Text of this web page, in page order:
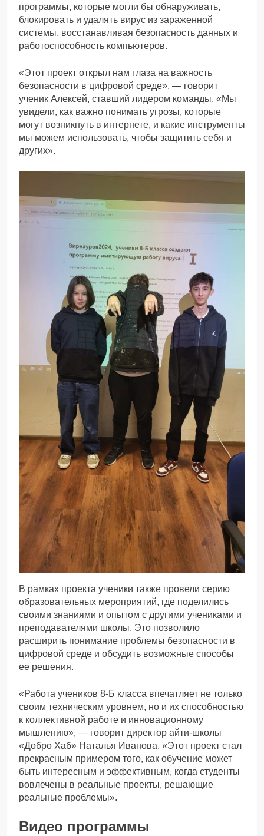
программы, которые могли бы обнаруживать,
блокировать и удалять вирус из зараженной
системы, восстанавливая безопасность данных и
работоспособность компьютеров.
«Этот проект открыл нам глаза на важность
безопасности в цифровой среде», — говорит
ученик Алексей, ставший лидером команды. «Мы
увидели, как важно понимать угрозы, которые
могут возникнуть в интернете, и какие инструменты
мы можем использовать, чтобы защитить себя и
других».
В рамках проекта ученики также провели серию
образовательных мероприятий, где поделились
своими знаниями и опытом с другими учениками и
преподавателями школы. Это позволило
расширить понимание проблемы безопасности в
цифровой среде и обсудить возможные способы
ее решения.
«Работа учеников 8-Б класса впечатляет не только
своим техническим уровнем, но и их способностью
к коллективной работе и инновационному
мышлению», — говорит директор айти-школы
«Добро Хаб» Наталья Иванова. «Этот проект стал
прекрасным примером того, как обучение может
быть интересным и эффективным, когда студенты
вовлечены в реальные проекты, решающие
реальные проблемы».
Видео программы